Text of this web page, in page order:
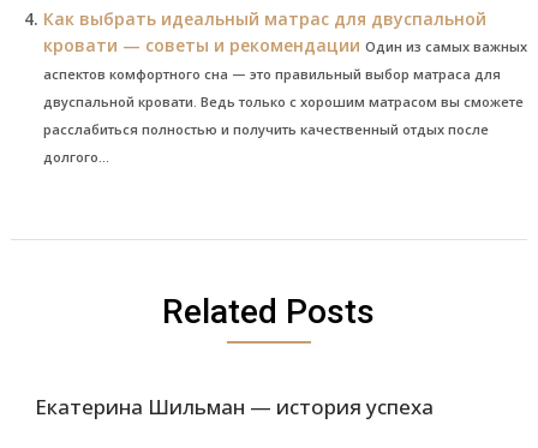
Как выбрать идеальный матрас для двуспальной
кровати — советы и рекомендации Один из самых важных
аспектов комфортного сна — это правильный выбор матраса для
двуспальной кровати. Ведь только с хорошим матрасом вы сможете
расслабиться полностью и получить качественный отдых после
долгого...
Related Posts
Екатерина Шильман — история успеха